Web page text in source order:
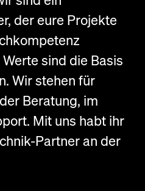
der eure Projekte
sind die Basis
Wir stehen für
Beratung, im
Mit uns habt ihr
Partner an der